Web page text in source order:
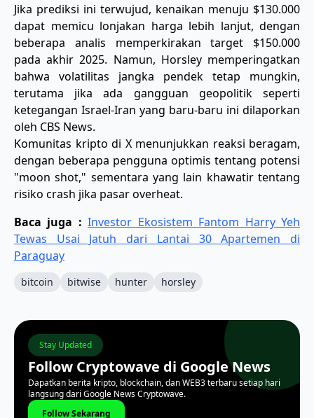
Jika prediksi ini terwujud, kenaikan menuju $130.000
dapat memicu lonjakan harga lebih lanjut, dengan
beberapa analis memperkirakan target $150.000
pada akhir 2025. Namun, Horsley memperingatkan
bahwa volatilitas jangka pendek tetap mungkin,
terutama jika ada gangguan geopolitik seperti
ketegangan Israel-Iran yang baru-baru ini dilaporkan
oleh CBS News.
Komunitas kripto di X menunjukkan reaksi beragam,
dengan beberapa pengguna optimis tentang potensi
"moon shot," sementara yang lain khawatir tentang
risiko crash jika pasar overheat.
Baca juga :Investor Ekosistem Fantom Harry Yeh
Tewas Usai Jatuh dari Lantai 30 Apartemen di
Paraguay
bitcoin bitwise hunter horsley
Stay Updated
Follow Cryptowave di Google News
Dapatkan berita kripto, blockchain, dan WEB3 terbaru setiap hari
langsung dari Google News Cryptowave.
Follow Sekarang